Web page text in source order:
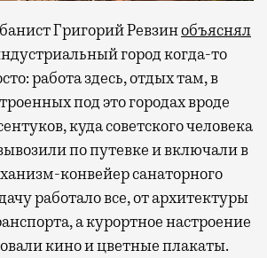
Григорий Ревзинобъяснял
город когда-то
работа здесь, отдых там, в
под это городах вроде
куда советского человека
по путевке и включали в
конвейер санаторного
работало все, от архитектуры
а курортное настроение
кино и цветные плакаты.